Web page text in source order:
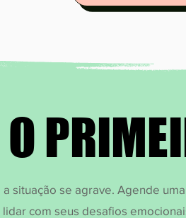
O
O
situação se agrave. Agende
com seus desafios